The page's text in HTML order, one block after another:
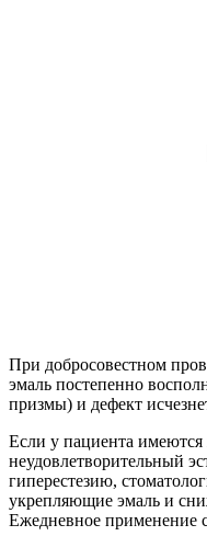
При добросовестном
эмаль постепенно
призмы) и дефект
Если у пациента
неудовлетворительный
гиперестезию,
укрепляющие эмаль и
Ежедневное применение